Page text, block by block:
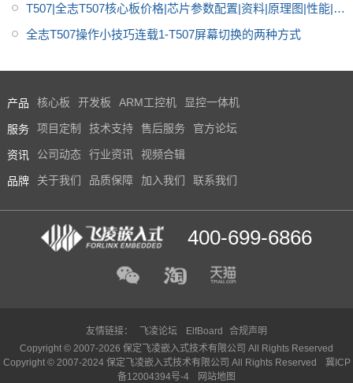
享
T507|全志T507核心板价格|芯片参数配置|资料|原理图|性能|功
耗-飞凌
全志T507操作小技巧连载1-T507屏幕切换的两种方式
产品 核心板 开发板 ARM工控机 显控一体机
服务 项目定制 技术支持 售后服务 官方论坛
资讯 公司动态 行业资讯 视频合辑
品牌 关于我们 品质保障 加入我们 联系我们
400-699-6866
友情链接： 飞凌论坛 ElfBoard
合规声明
Copyright © 2007-2026 保定飞凌嵌入式技术有限公司 All Rights Reserved
Copyright © 2007-2024 保定飞凌嵌入式技术有限公司 All Rights Reserved
冀ICP
备12004394号-4
网站地图